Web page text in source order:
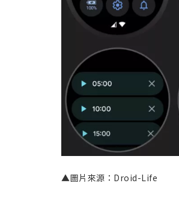
▲圖片來源：Droid-Life